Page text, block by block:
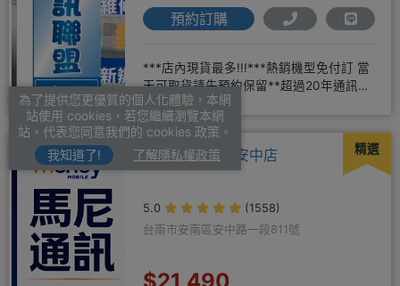
預約訂購
***店內現貨最多!!!***熱銷機型免付訂 當
天可取貨請先預約保留**超過20年通訊經
驗2001年起
精選
馬尼行動通訊-安中店
5.0
(1558)
台南市安南區安中路一段811號
為了提供您更優質的個人化體驗，本網
站使用 cookies，若您繼續瀏覽本網
站，代表您同意我們的 cookies 政策。
我知道了!
了解隱私權政策